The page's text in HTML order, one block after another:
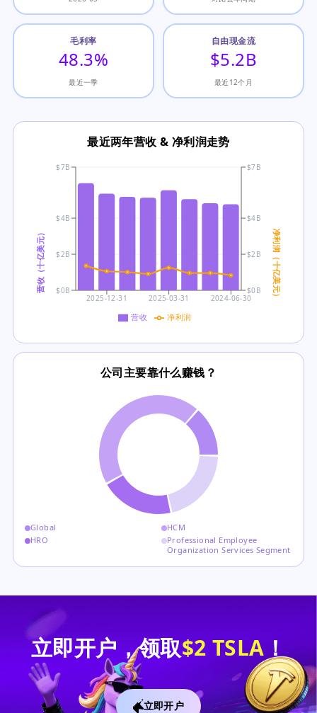
毛利率
48.3%
最近一季
自由现金流
$5.2B
最近12个月
最近两年营收 & 净利润走势
2025-12-31 2025-03-31 2024-06-30
$0B
$2B
$4B
$7B
营收（十亿美元） $0B
$2B
$4B
$7B
净利润（十亿美元）
营收 净利润
公司主要靠什么赚钱？
Global
HCM
HRO
Professional Employee
Organization Services Segment
立即开户，领取$2 TSLA ！
立即开户